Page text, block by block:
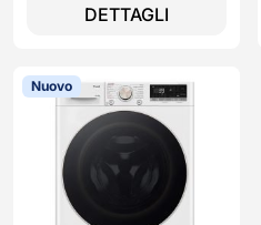
DETTAGLI
Nuovo